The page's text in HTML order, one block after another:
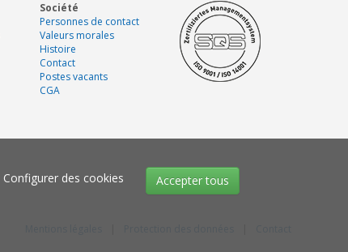
Société
Personnes de contact
Valeurs morales
Histoire
Contact
Postes vacants
CGA
Configurer des cookies Accepter tous